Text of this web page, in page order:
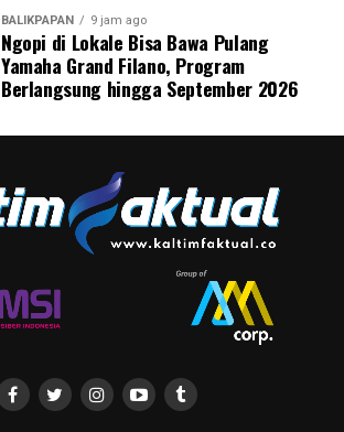
BALIKPAPAN 9 jam ago
Ngopi di Lokale Bisa Bawa Pulang
Yamaha Grand Filano, Program
Berlangsung hingga September 2026